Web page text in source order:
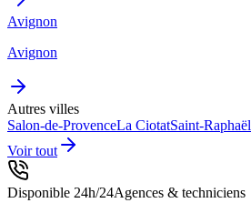
Avignon
Avignon
Autres villes
Salon-de-ProvenceLa CiotatSaint-Raphaël
Voir tout
Disponible 24h/24Agences & techniciens